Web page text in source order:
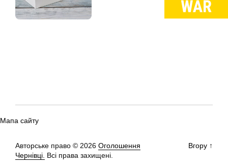
Мапа сайту
Авторське право © 2026 Оголошення
Чернівці. Всі права захищені.
Вгору ↑